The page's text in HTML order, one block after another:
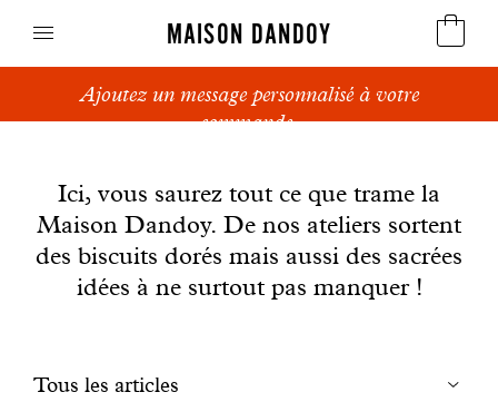
MAISON DANDOY
Speculoos
Pains sucrés
Gâteaux
Ajoutez un message personnalisé à votre
commande.
Ici, vous saurez tout ce que trame la
Maison Dandoy. De nos ateliers sortent
des biscuits dorés mais aussi des sacrées
idées à ne surtout pas manquer !
Filtrer
Tous les articles